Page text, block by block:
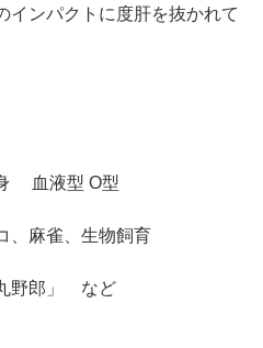
インパクトに度肝を抜かれて
血液型 O型
、麻雀、生物飼育
野郎」 など